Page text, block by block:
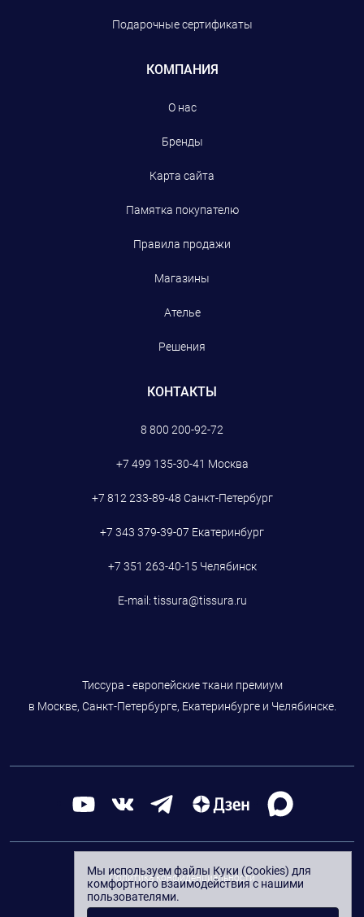
Подарочные сертификаты
КОМПАНИЯ
О нас
Бренды
Карта сайта
Памятка покупателю
Правила продажи
Магазины
Ателье
Решения
КОНТАКТЫ
8 800 200-92-72
+7 499 135-30-41 Москва
+7 812 233-89-48 Санкт-Петербург
+7 343 379-39-07 Екатеринбург
+7 351 263-40-15 Челябинск
E-mail: tissura@tissura.ru
Тиссура - европейские ткани премиум
в Москве, Санкт-Петербурге, Екатеринбурге и Челябинске.
Политика конфиденциальности
Мы используем файлы Куки (Cookies) для
комфортного взаимодействия с нашими
пользователями.